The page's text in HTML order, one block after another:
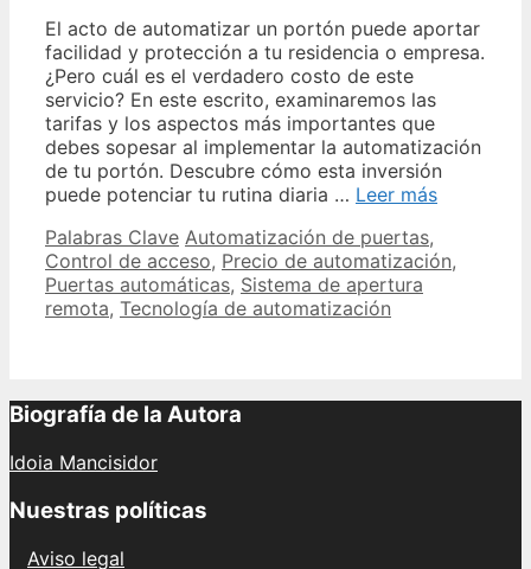
El acto de automatizar un portón puede aportar
facilidad y protección a tu residencia o empresa.
¿Pero cuál es el verdadero costo de este
servicio? En este escrito, examinaremos las
tarifas y los aspectos más importantes que
debes sopesar al implementar la automatización
de tu portón. Descubre cómo esta inversión
puede potenciar tu rutina diaria … Leer másTarifas
de
Categories
Palabras Clave Tags
Automatización de puertas,
Control de acceso, Precio de automatización,
Puertas automáticas, Sistema de apertura
remota, Tecnología de automatización
Biografía de la Autora
Idoia Mancisidor
Nuestras políticas
Aviso legal